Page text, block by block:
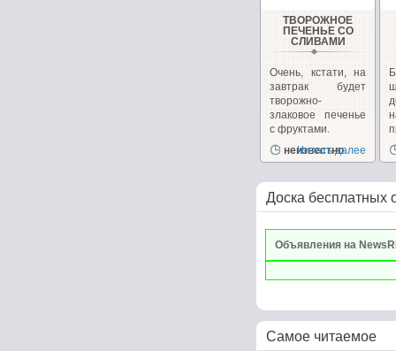
ТВОРОЖНОЕ
ПЕЧЕНЬЕ СО
СЛИВАМИ
Очень, кстати, на
завтрак будет
творожно-
злаковое печенье
с фруктами.
неизвестно
Читать далее
Доска бесплатных
Объявления на
Самое читаемое